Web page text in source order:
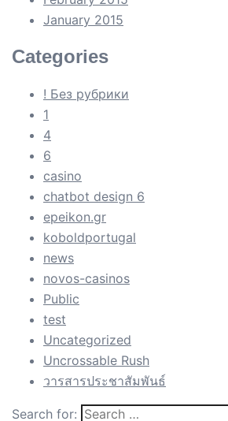
January 2015
Categories
! Без рубрики
1
4
6
casino
chatbot design 6
epeikon.gr
koboldportugal
news
novos-casinos
Public
test
Uncategorized
Uncrossable Rush
วารสารประชาสัมพันธ์
Search for: